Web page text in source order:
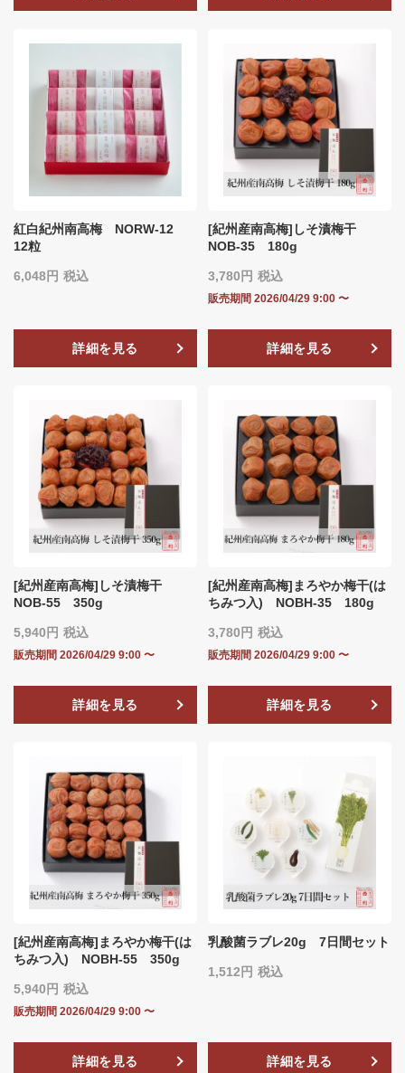
紅白紀州南高梅 NORW-12
12粒
6,048 税込
詳細を見る
[紀州産南高梅]しそ漬梅干
NOB‐35 180g
3,780 税込
販売期間 2026/04/29 9:00 〜
詳細を見る
[紀州産南高梅]しそ漬梅干
NOB-55 350g
5,940 税込
販売期間 2026/04/29 9:00 〜
詳細を見る
[紀州産南高梅]まろやか梅干(は
ちみつ入) NOBH‐35 180g
3,780 税込
販売期間 2026/04/29 9:00 〜
詳細を見る
[紀州産南高梅]まろやか梅干(は
ちみつ入) NOBH‐55 350g
5,940 税込
販売期間 2026/04/29 9:00 〜
詳細を見る
乳酸菌ラブレ20g 7日間セット
1,512 税込
詳細を見る